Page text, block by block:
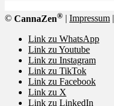
© CannaZen® Impressum
Link zu WhatsApp
Link zu Youtube
Link zu Instagram
Link zu TikTok
Link zu Facebook
Link zu X
Link zu LinkedIn